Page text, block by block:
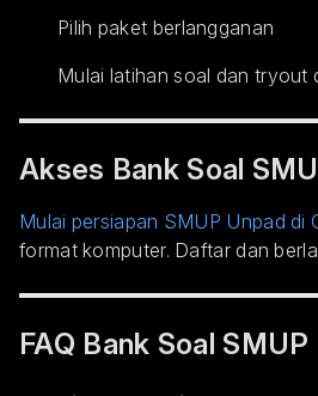
Pilih paket berlangganan
Mulai latihan soal dan tryout
Akses Bank Soal
Mulai persiapan SMUP Unpad di
format komputer. Daftar dan
FAQ Bank Soal